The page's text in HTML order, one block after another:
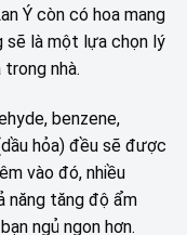
Ý còn có hoa mang
sẽ là một lựa chọn lý
nhà.
benzene,
hỏa) đều sẽ được
vào đó, nhiều
năng tăng độ ẩm
ngủ ngon hơn.